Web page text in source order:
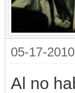
05-17-
Al no